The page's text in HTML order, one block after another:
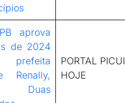
aprova
de 2024
Renally,
Duas
PORTAL PICUI
HOJE